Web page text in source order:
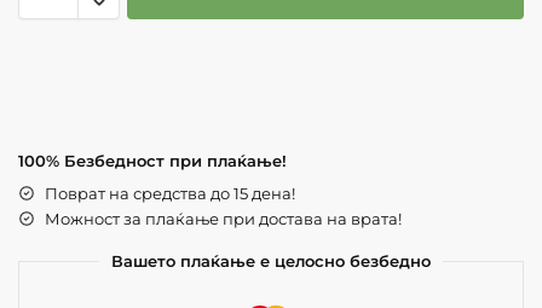
100% Безбедност при плаќање!
Поврат на средства до 15 дена!
Можност за плаќање при достава на врата!
Вашето плаќање е целосно безбедно